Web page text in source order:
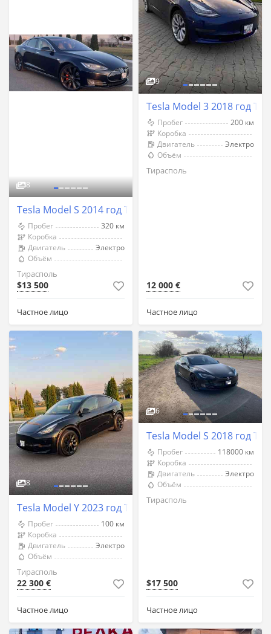
8
Tesla Model S 2014 год Тирасполь
Пробег
320 км
Коробка
Двигатель
Электро
Объём
Тирасполь
$13 500
Частное лицо
9
Tesla Model 3 2018 год
Пробег
200 км
Коробка
Двигатель
Электро
Объём
Тирасполь
12 000 €
Частное лицо
8
Tesla Model Y 2023 год Тирасполь
Пробег
100 км
Коробка
Двигатель
Электро
Объём
Тирасполь
22 300 €
Частное лицо
6
Tesla Model S 2018 год
Пробег
118000 км
Коробка
Двигатель
Электро
Объём
Тирасполь
$17 500
Частное лицо